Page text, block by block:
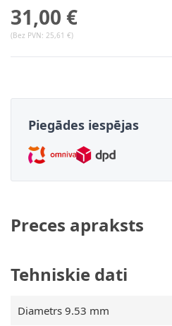
31,00 €
(Bez PVN: 25,61 €)
Piegādes iespējas
Preces apraksts
Tehniskie dati
Diametrs 9.53 mm